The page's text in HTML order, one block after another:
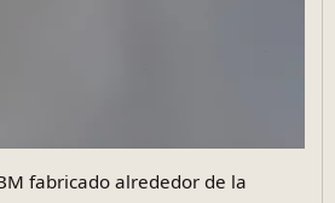
fabricado alrededor de la